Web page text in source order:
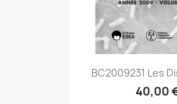
BC2009231 Les
40,00